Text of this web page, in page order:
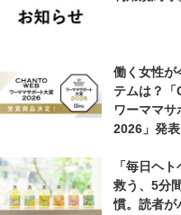
働く女性が
テムは？「
ワーママサ
2026」発表
「毎日ヘ
救う、5分
慣。読者が